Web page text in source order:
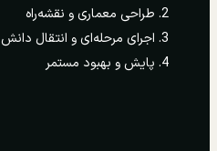
طراحی معماری و نقشه‌راه
اجرای مرحله‌ای و انتقال دانش
پایش و بهبود مستمر